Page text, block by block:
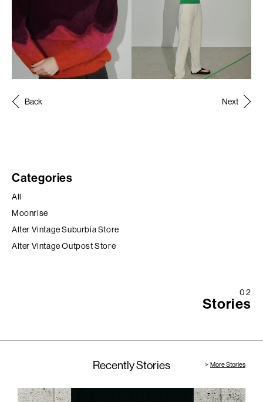
02
Stories
Post
navigation
Back Next
Categories
All
Moonrise
Alter Vintage Suburbia Store
Alter Vintage Outpost Store
Recently Stories More Stories